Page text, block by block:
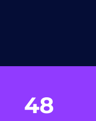
48